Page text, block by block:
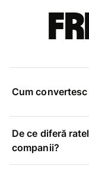
Cum
De ce diferă
companii?